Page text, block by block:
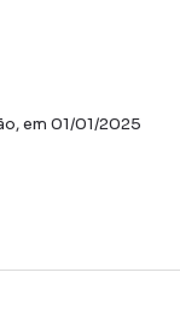
em 01/01/2025